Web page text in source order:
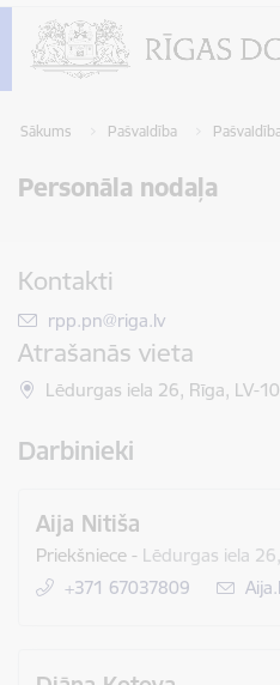
Sākums Pašvaldība
Personāla nodaļa
Kontakti
E-pasts:
rpp.pn@riga.lv
Atrašanās vieta
Lēdurgas iela 26, Rīga, LV-
Darbinieki
Aija Nitiša
Priekšniece - Lēdurgas iela
+371 67037809
E-